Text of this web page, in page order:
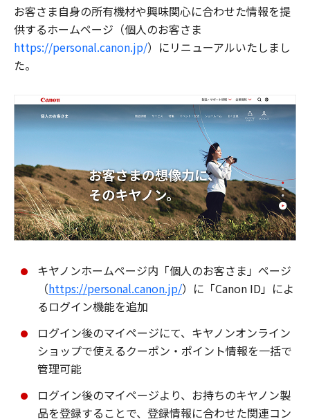
お客さま自身の所有機材や興味関心に合わせた情報を提
供するホームページ（個人のお客さま
https://personal.canon.jp/）にリニューアルいたしまし
た。
キヤノンホームページ内「個人のお客さま」ページ
（https://personal.canon.jp/）に「Canon ID」によ
るログイン機能を追加
ログイン後のマイページにて、キヤノンオンライン
ショップで使えるクーポン・ポイント情報を一括で
管理可能
ログイン後のマイページより、お持ちのキヤノン製
品を登録することで、登録情報に合わせた関連コン